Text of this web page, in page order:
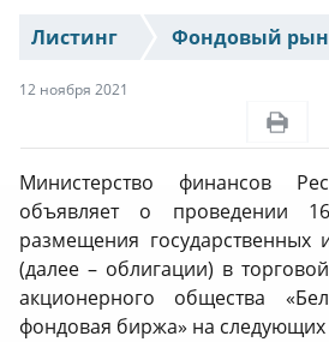
Листинг Фондовый
12 ноября 2021
Министерство финансов
объявляет о проведении
размещения государственных
(далее – облигации) в
акционерного общества
фондовая биржа» на следующих